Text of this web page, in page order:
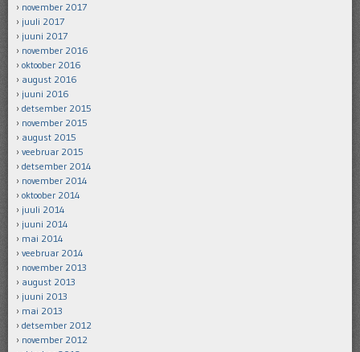
november 2017
juuli 2017
juuni 2017
november 2016
oktoober 2016
august 2016
juuni 2016
detsember 2015
november 2015
august 2015
veebruar 2015
detsember 2014
november 2014
oktoober 2014
juuli 2014
juuni 2014
mai 2014
veebruar 2014
november 2013
august 2013
juuni 2013
mai 2013
detsember 2012
november 2012